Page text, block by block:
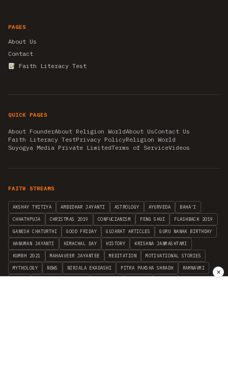
PAGES
About Us
Contact
Faith Literacy Test
QUICK PAGES
About FounderAbout Religion WorldAbout UsContact Us
Faith Literacy TestPrivacy PolicyReligion World
Suyogya Media Private LimitedTerms of ServiceVideos
FAITH STREAMS
AKSHAY TRITIYA AMBEDKAR JAYANTI ASTROLOGY AYURVEDA BAHA'I
CHHATHPUJA CHRISTMAS 2019 CONFUCIANISM FENG SHUI FLASHBACK 2019
GANESH CHATURTHI GOOD FRIDAY GUJARAT ARTICLES GURU NANAK BIRTHDAY
HANUMAN JAYANTI HIMACHAL DAY HISTORY KRISHNA JANMASHTAMI
KUMBH 2021 MAHAAVEER JAYANTEE MEDITATION MOTIVATIONAL STORIES
MYTHOLOGY NEWS NIRJALA EKADASHI PITRA PAKSHA SHRADH RAMNAVMI
✕